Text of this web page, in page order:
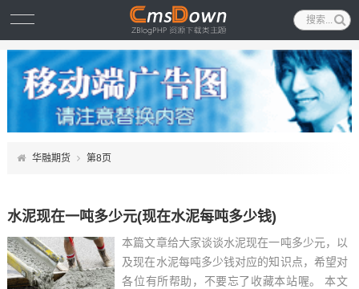
华融期货 第8页
水泥现在一吨多少元(现在水泥每吨多少钱)
本篇文章给大家谈谈水泥现在一吨多少元，以
及现在水泥每吨多少钱对应的知识点，希望对
各位有所帮助，不要忘了收藏本站喔。 本文